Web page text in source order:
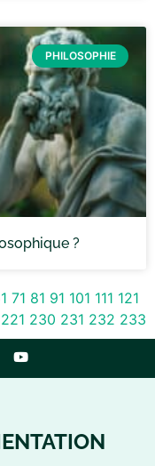
PHILOSOPHIE
?
71 81 91 101 111 121
221 230 231 232 233